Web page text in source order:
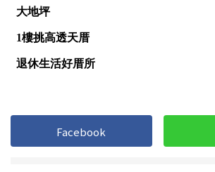
高雄市
屏東縣
台東縣
60~70 坪
80坪以上
樓層
Facebook